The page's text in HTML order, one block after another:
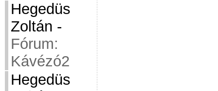
Hegedüs
Zoltán -
Fórum:
Kávézó2
Hegedüs